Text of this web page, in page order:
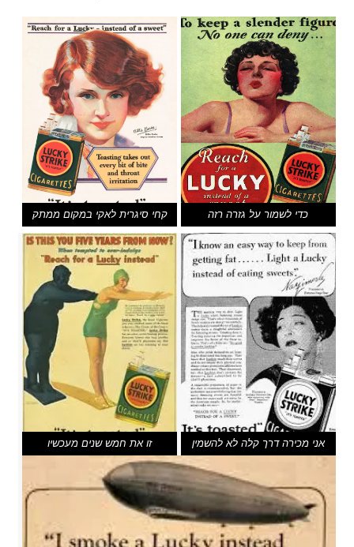
כדי לשמור על גזרה רזה קחי סיגרית לאקי במקום ממתק
אני מכירה דרך קלה לא להשמין זו את חמש שנים מעכשיו